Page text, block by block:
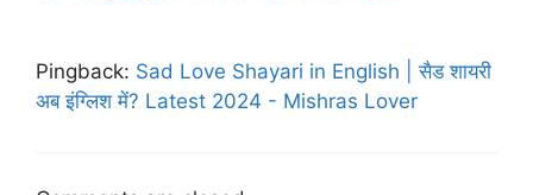
Pingback: Sad Love Shayari in English | सैड शायरी
अब इंग्लिश में? Latest 2024 - Mishras Lover